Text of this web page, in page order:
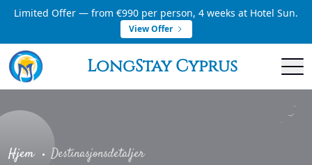
Limited Offer — from €990 per person, 4 weeks at Hotel Sun.
View Offer
LongStay Cyprus
Hjem Destinasjonsdetaljer